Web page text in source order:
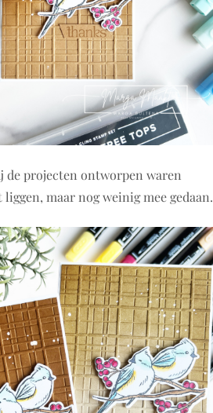
de projecten ontworpen waren
maar nog weinig mee gedaan.